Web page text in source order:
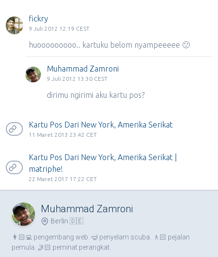
fickry
9 Juli 2012 12:19 CEST
huooooooooo.. kartuku belom nyampeeeee 🙁
Muhammad Zamroni
9 Juli 2012 13:30 CEST
dirimu ngirimi aku kartu pos?
Kartu Pos Dari New York, Amerika Serikat
11 Maret 2013 23:42 CET
Kartu Pos Dari New York, Amerika Serikat |
matriphe!
22 Maret 2017 17:22 CET
Muhammad Zamroni
Berlin 🇩🇪
👨🏻‍💻 pengembang web. 🤿 penyelam scuba. 🚶🏻 pejalan
pemula. 🤳🏻 peminat perangkat.